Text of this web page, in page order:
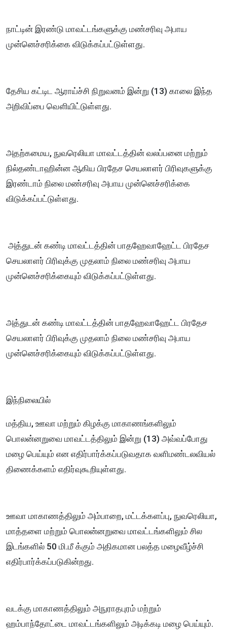
நாட்டின் இரண்டு மாவட்டங்களுக்கு மண்சரிவு அபாய
முன்னெச்சரிக்கை விடுக்கப்பட்டுள்ளது.
தேசிய கட்டிட ஆராய்ச்சி நிறுவனம் இன்று (13) காலை இந்த
அறிவிப்பை வௌியிட்டுள்ளது.
அதற்கமைய, நுவரெலியா மாவட்டத்தின் வலப்பனை மற்றும்
நில்தண்டாஹின்ன ஆகிய பிரதேச செயலாளர் பிரிவுகளுக்கு
இரண்டாம் நிலை மண்சரிவு அபாய முன்னெச்சரிக்கை
விடுக்கப்பட்டுள்ளது.
அத்துடன் கண்டி மாவட்டத்தின் பாதஹேவாஹேட்ட பிரதேச
செயலாளர் பிரிவுக்கு முதலாம் நிலை மண்சரிவு அபாய
முன்னெச்சரிக்கையும் விடுக்கப்பட்டுள்ளது.
அத்துடன் கண்டி மாவட்டத்தின் பாதஹேவாஹேட்ட பிரதேச
செயலாளர் பிரிவுக்கு முதலாம் நிலை மண்சரிவு அபாய
முன்னெச்சரிக்கையும் விடுக்கப்பட்டுள்ளது.
இந்நிலையில்
மத்திய, ஊவா மற்றும் கிழக்கு மாகாணங்களிலும்
பொலன்னறுவை மாவட்டத்திலும் இன்று (13) அவ்வப்போது
மழை பெய்யும் என எதிர்பார்க்கப்படுவதாக வளிமண்டலவியல்
திணைக்களம் எதிர்வுகூறியுள்ளது.
ஊவா மாகாணத்திலும் அம்பாறை, மட்டக்களப்பு, நுவரெலியா,
மாத்தளை மற்றும் பொலன்னறுவை மாவட்டங்களிலும் சில
இடங்களில் 50 மி.மீ க்கும் அதிகமான பலத்த மழைவீழ்ச்சி
எதிர்பார்க்கப்படுகின்றது.
வடக்கு மாகாணத்திலும் அநுராதபுரம் மற்றும்
ஹம்பாந்தோட்டை மாவட்டங்களிலும் அடிக்கடி மழை பெய்யும்.